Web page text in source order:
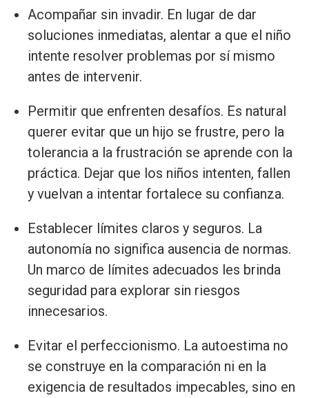
Acompañar sin invadir. En lugar de dar
soluciones inmediatas, alentar a que el niño
intente resolver problemas por sí mismo
antes de intervenir.
Permitir que enfrenten desafíos. Es natural
querer evitar que un hijo se frustre, pero la
tolerancia a la frustración se aprende con la
práctica. Dejar que los niños intenten, fallen
y vuelvan a intentar fortalece su confianza.
Establecer límites claros y seguros. La
autonomía no significa ausencia de normas.
Un marco de límites adecuados les brinda
seguridad para explorar sin riesgos
innecesarios.
Evitar el perfeccionismo. La autoestima no
se construye en la comparación ni en la
exigencia de resultados impecables, sino en